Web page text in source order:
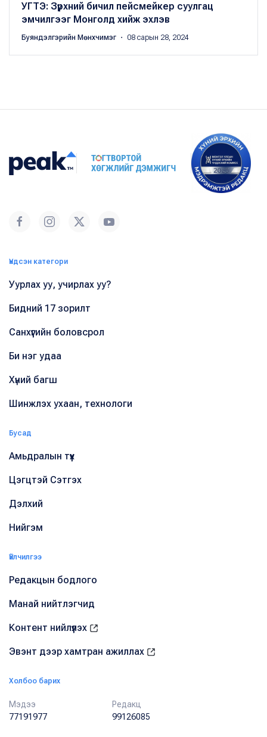
УГТЭ: Зүрхний бичил пейсмейкер суулгац
эмчилгээг Монголд хийж эхлэв
Буяндэлгэрийн Мөнхчимэг ・ 08 сарын 28, 2024
Үндсэн категори
Уурлах уу, учирлах уу?
Бидний 17 зорилт
Санхүүгийн боловсрол
Би нэг удаа
Хүний багш
Шинжлэх ухаан, технологи
Бусад
Амьдралын түүх
Цэгцтэй Сэтгэх
Дэлхий
Нийгэм
Үйлчилгээ
Редакцын бодлого
Манай нийтлэгчид
Контент нийлүүлэх
Эвэнт дээр хамтран ажиллах
Холбоо барих
Мэдээ
77191977
Редакц
99126085